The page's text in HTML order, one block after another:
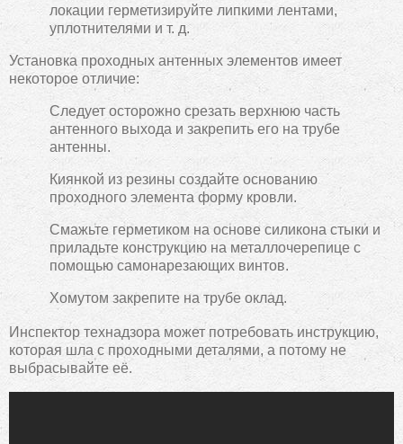
локации герметизируйте липкими лентами,
уплотнителями и т. д.
Установка проходных антенных элементов имеет
некоторое отличие:
Следует осторожно срезать верхнюю часть
антенного выхода и закрепить его на трубе
антенны.
Киянкой из резины создайте основанию
проходного элемента форму кровли.
Смажьте герметиком на основе силикона стыки и
приладьте конструкцию на металлочерепице с
помощью самонарезающих винтов.
Хомутом закрепите на трубе оклад.
Инспектор технадзора может потребовать инструкцию,
которая шла с проходными деталями, а потому не
выбрасывайте её.